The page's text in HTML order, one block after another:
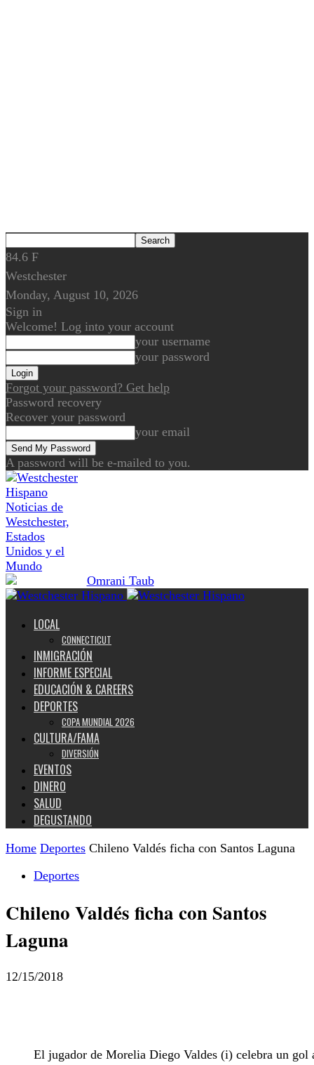
84.6 F
Westchester
Monday, August 10, 2026
Sign in
Welcome! Log into your account
your username
your password
Forgot your password? Get help
Password recovery
Recover your password
your email
A password will be e-mailed to you.
Noticias de
Westchester,
Estados
Unidos y el
Mundo
LOCAL
CONNECTICUT
INMIGRACIÓN
INFORME ESPECIAL
EDUCACIÓN & CAREERS
DEPORTES
COPA MUNDIAL 2026
CULTURA/FAMA
DIVERSIÓN
EVENTOS
DINERO
SALUD
DEGUSTANDO
Home Deportes Chileno Valdés ficha con Santos Laguna
Deportes
Chileno Valdés ficha con Santos
Laguna
12/15/2018
El jugador de Morelia Diego Valdes (i) celebra un